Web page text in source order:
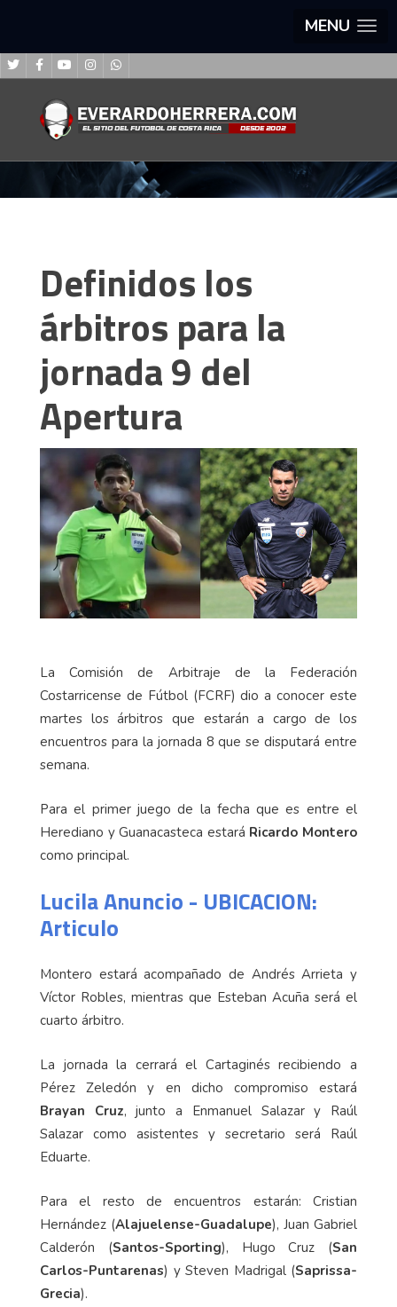
MENU
Definidos los
árbitros para la
jornada 9 del
Apertura
La Comisión de Arbitraje de la Federación
Costarricense de Fútbol (FCRF) dio a conocer este
martes los árbitros que estarán a cargo de los
encuentros para la jornada 8 que se disputará entre
semana.
Para el primer juego de la fecha que es entre el
Herediano y Guanacasteca estará Ricardo Montero
como principal.
Lucila Anuncio - UBICACION:
Articulo
Montero estará acompañado de Andrés Arrieta y
Víctor Robles, mientras que Esteban Acuña será el
cuarto árbitro.
La jornada la cerrará el Cartaginés recibiendo a
Pérez Zeledón y en dicho compromiso estará
Brayan Cruz, junto a Enmanuel Salazar y Raúl
Salazar como asistentes y secretario será Raúl
Eduarte.
Para el resto de encuentros estarán: Cristian
Hernández (Alajuelense-Guadalupe), Juan Gabriel
Calderón (Santos-Sporting), Hugo Cruz (San
Carlos-Puntarenas) y Steven Madrigal (Saprissa-
Grecia).